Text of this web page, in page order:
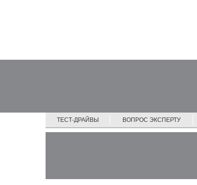
ТЕСТ-ДРАЙВЫ ВОПРОС ЭКСПЕРТУ